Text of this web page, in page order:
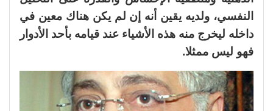
النفسي، ولديه يقين أنه إن لم يكن هناك معين في
داخله ليخرج منه هذه الأشياء عند قيامه بأحد الأدوار
فهو ليس ممثلا.